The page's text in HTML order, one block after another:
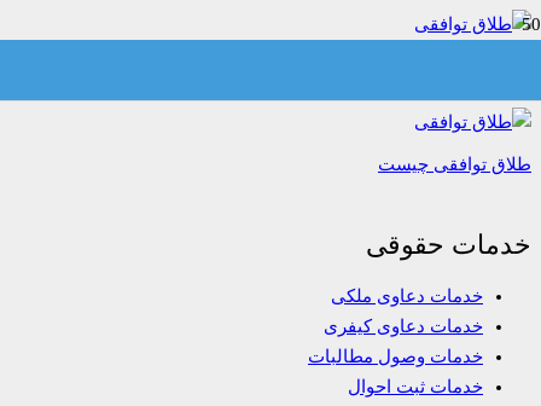
طلاق توافقی چیست
خدمات حقوقی
خدمات دعاوی ملکی
خدمات دعاوی کیفری
خدمات وصول مطالبات
خدمات ثبت احوال